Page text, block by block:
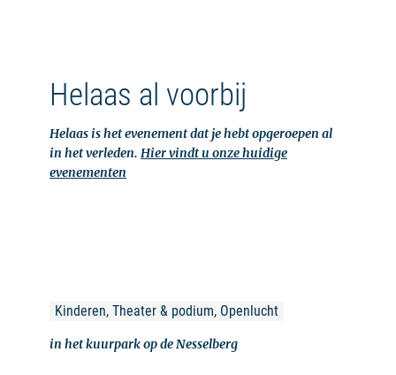
Helaas al voorbij
Helaas is het evenement dat je hebt opgeroepen al
in het verleden. Hier vindt u onze huidige
evenementen
Kinderen, Theater & podium, Openlucht
in het kuurpark op de Nesselberg